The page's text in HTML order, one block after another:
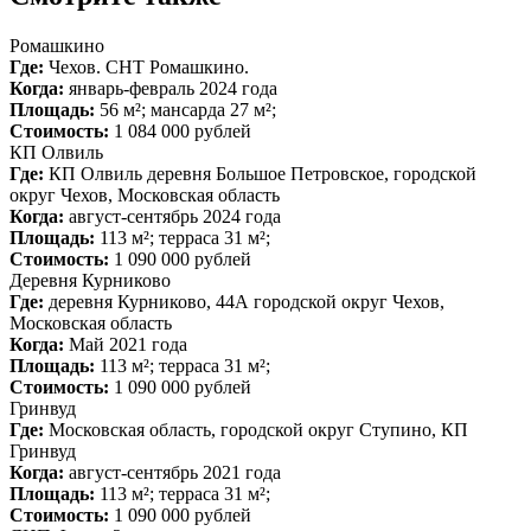
Ромашкино
Где: Чехов. СНТ Ромашкино.
Когда: январь-февраль 2024 года
Площадь: 56 м²; мансарда 27 м²;
Стоимость: 1 084 000 рублей
КП Олвиль
Где: КП Олвиль деревня Большое Петровское, городской
округ Чехов, Московская область
Когда: август-сентябрь 2024 года
Площадь: 113 м²; терраса 31 м²;
Стоимость: 1 090 000 рублей
Деревня Курниково
Где: деревня Курниково, 44А городской округ Чехов,
Московская область
Когда: Май 2021 года
Площадь: 113 м²; терраса 31 м²;
Стоимость: 1 090 000 рублей
Гринвуд
Где: Московская область, городской округ Ступино, КП
Гринвуд
Когда: август-сентябрь 2021 года
Площадь: 113 м²; терраса 31 м²;
Стоимость: 1 090 000 рублей